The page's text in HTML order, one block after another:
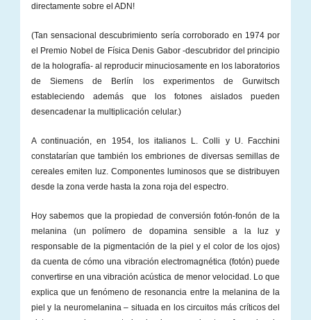
directamente sobre el ADN!
(Tan sensacional descubrimiento sería corroborado en 1974 por
el Premio Nobel de Física Denis Gabor -descubridor del principio
de la holografía- al reproducir minuciosamente en los laboratorios
de Siemens de Berlín los experimentos de Gurwitsch
estableciendo además que los fotones aislados pueden
desencadenar la multiplicación celular.)
A continuación, en 1954, los italianos L. Colli y U. Facchini
constatarían que también los embriones de diversas semillas de
cereales emiten luz. Componentes luminosos que se distribuyen
desde la zona verde hasta la zona roja del espectro.
Hoy sabemos que la propiedad de conversión fotón-fonón de la
melanina (un polímero de dopamina sensible a la luz y
responsable de la pigmentación de la piel y el color de los ojos)
da cuenta de cómo una vibración electromagnética (fotón) puede
convertirse en una vibración acústica de menor velocidad. Lo que
explica que un fenómeno de resonancia entre la melanina de la
piel y la neuromelanina – situada en los circuitos más críticos del